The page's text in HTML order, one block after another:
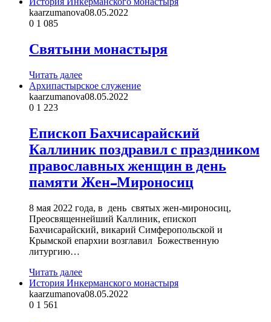
kaarzumanova08.05.2022
0 1 085
Святыни монастыря
Читать далее
Архипастырское служение
kaarzumanova08.05.2022
0 1 223
Епископ Бахчисарайский
Каллиник поздравил с праздником
православных женщин в день
памяти Жен-Мироносиц
8 мая 2022 года, в день святых жен-мироносиц,
Преосвященнейший Каллиник, епископ
Бахчисарайский, викарий Симферопольской и
Крымской епархии возглавил Божественную
литургию…
Читать далее
История Инкерманского монастыря
kaarzumanova08.05.2022
0 1 561